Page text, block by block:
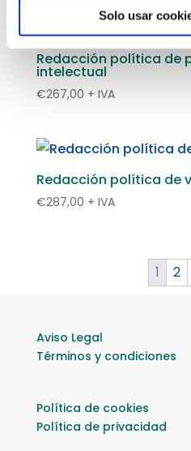
Solo usar
Redacción política de
intelectual
€267,00 + IVA
Redacción política de
€287,00 + IVA
1 2
Aviso Legal
Términos y condiciones
Política de cookies
Política de privacidad